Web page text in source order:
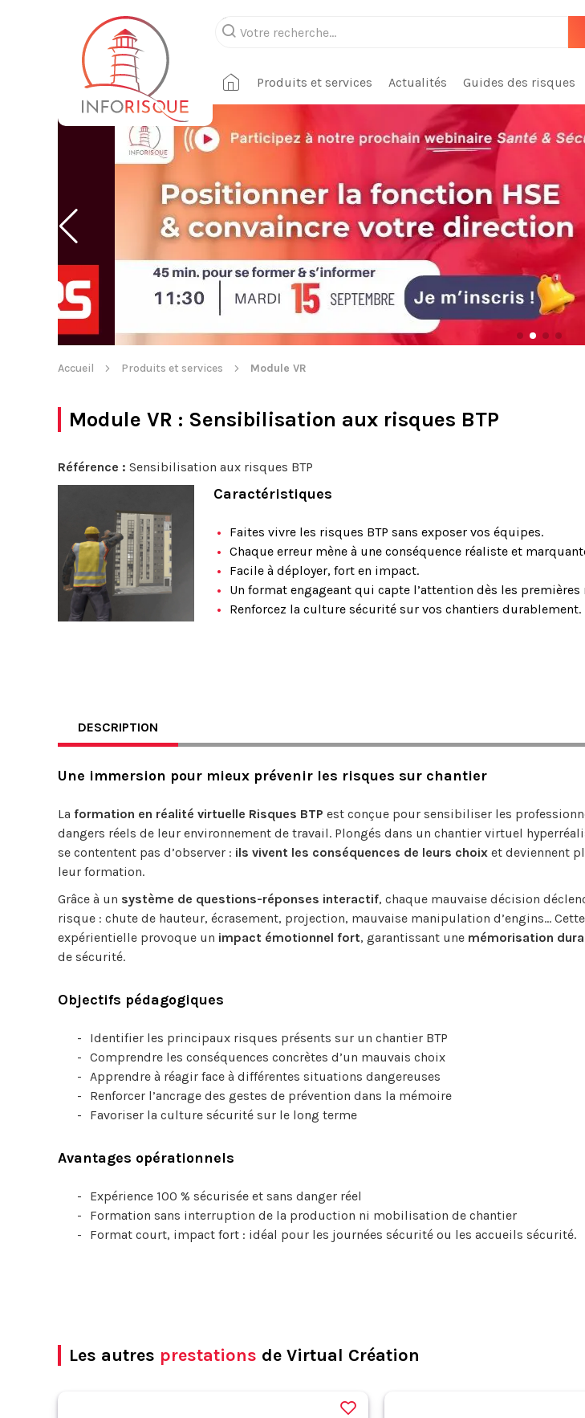
Produits et services Actualités Guides des risques
Accueil Produits et services Module VR
Module VR : Sensibilisation aux risques BTP
Référence : Sensibilisation aux risques BTP
Caractéristiques
Faites vivre les risques BTP sans exposer vos équipes.
Chaque erreur mène à une conséquence réaliste et
Facile à déployer, fort en impact.
Un format engageant qui capte l’attention dès les
Renforcez la culture sécurité sur vos chantiers durablement.
DESCRIPTION
Une immersion pour mieux prévenir les risques sur chantier
La formation en réalité virtuelle Risques BTP est conçue pour sensibiliser les
dangers réels de leur environnement de travail. Plongés dans un chantier virtuel
se contentent pas d’observer : ils vivent les conséquences de leurs choix et deviennent
leur formation.
Grâce à un système de questions-réponses interactif, chaque mauvaise décision
risque : chute de hauteur, écrasement, projection, mauvaise manipulation d’engins...
expérientielle provoque un impact émotionnel fort, garantissant une mémorisation
de sécurité.
Objectifs pédagogiques
Identifier les principaux risques présents sur un chantier BTP
Comprendre les conséquences concrètes d’un mauvais choix
Apprendre à réagir face à différentes situations dangereuses
Renforcer l’ancrage des gestes de prévention dans la mémoire
Favoriser la culture sécurité sur le long terme
Avantages opérationnels
Expérience 100 % sécurisée et sans danger réel
Formation sans interruption de la production ni mobilisation de chantier
Format court, impact fort : idéal pour les journées sécurité ou les accueils sécurité.
Les autres prestations de Virtual Création